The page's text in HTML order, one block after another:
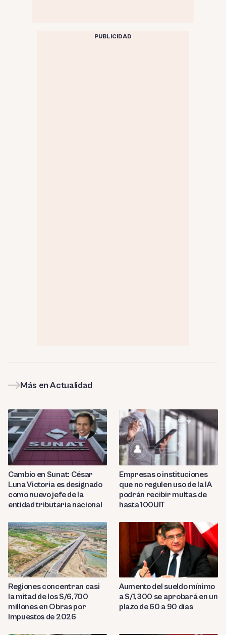
PUBLICIDAD
Más en Actualidad
Cambio en Sunat: César
Luna Victoria es designado
como nuevo jefe de la
entidad tributaria nacional
Empresas o instituciones
que no regulen uso de la IA
podrán recibir multas de
hasta 100UIT
Regiones concentran casi
la mitad de los S/6,700
millones en Obras por
Impuestos de 2026
Aumento del sueldo mínimo
a S/1,300 se aprobará en un
plazo de 60 a 90 días